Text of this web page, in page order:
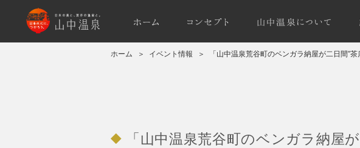
ホーム ＞ イベント情報 ＞ 「山中温泉荒谷町のベンガラ納屋が二日間”
「山中温泉荒谷町のベンガラ納屋